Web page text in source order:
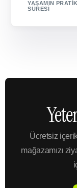
YAŞAMIN
SÜRESI
Ücretsiz
mağazamızı